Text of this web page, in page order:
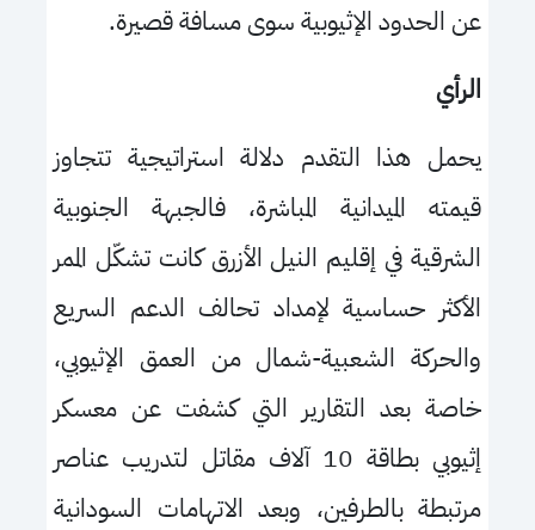
عن الحدود الإثيوبية سوى مسافة قصيرة.
الرأي
يحمل هذا التقدم دلالة استراتيجية تتجاوز
قيمته الميدانية المباشرة، فالجبهة الجنوبية
الشرقية في إقليم النيل الأزرق كانت تشكّل الممر
الأكثر حساسية لإمداد تحالف الدعم السريع
والحركة الشعبية-شمال من العمق الإثيوبي،
خاصة بعد التقارير التي كشفت عن معسكر
إثيوبي بطاقة 10 آلاف مقاتل لتدريب عناصر
مرتبطة بالطرفين، وبعد الاتهامات السودانية